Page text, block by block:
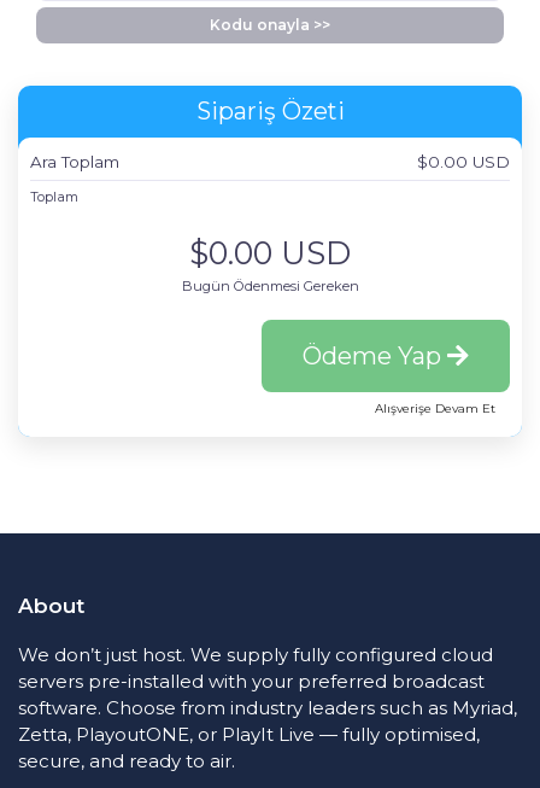
Kodu onayla >>
Sipariş Özeti
Ara Toplam $0.00 USD
Toplam
$0.00 USD
Bugün Ödenmesi Gereken
Ödeme Yap
Alışverişe Devam Et
About
We don’t just host. We supply fully configured cloud
servers pre-installed with your preferred broadcast
software. Choose from industry leaders such as Myriad,
Zetta, PlayoutONE, or PlayIt Live — fully optimised,
secure, and ready to air.